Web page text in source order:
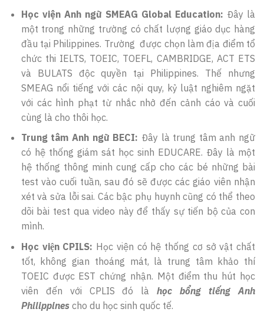
Học viện Anh ngữ SMEAG Global Education: Đây là
một trong những trường có chất lượng giáo dục hàng
đầu tại Philippines. Trường được chọn làm địa điểm tổ
chức thi IELTS, TOEIC, TOEFL, CAMBRIDGE, ACT ETS
và BULATS độc quyền tại Philippines. Thế nhưng
SMEAG nổi tiếng với các nội quy, kỷ luật nghiêm ngặt
với các hình phạt từ nhắc nhở đến cảnh cáo và cuối
cùng là cho thôi học.
Trung tâm Anh ngữ BECI: Đây là trung tâm anh ngữ
có hệ thống giám sát học sinh EDUCARE. Đây là một
hệ thống thông minh cung cấp cho các bé những bài
test vào cuối tuần, sau đó sẽ được các giáo viên nhận
xét và sửa lỗi sai. Các bậc phụ huynh cũng có thể theo
dõi bài test qua video này để thấy sự tiến bộ của con
mình.
Học viện CPILS: Học viện có hệ thống cơ sở vật chất
tốt, không gian thoáng mát, là trung tâm khảo thí
TOEIC được EST chứng nhận. Một điểm thu hút học
viên đến với CPLIS đó làhọc bổng tiếng Anh
Philippinescho du học sinh quốc tế.